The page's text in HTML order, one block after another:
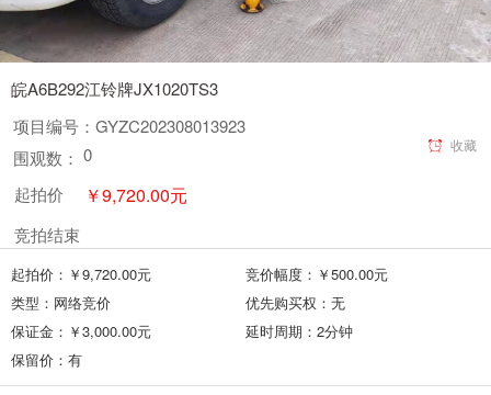
皖A6B292江铃牌JX1020TS3
项目编号： GYZC202308013923
围观数： 0 收藏
起拍价 ￥9,720.00元
竞拍结束
起拍价：￥9,720.00元 竞价幅度：￥500.00元
类型： 网络竞价 优先购买权： 无
保证金：￥3,000.00元 延时周期： 2分钟
保留价： 有